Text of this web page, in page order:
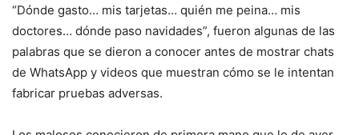
“Dónde gasto… mis tarjetas… quién me peina… mis
doctores… dónde paso navidades”, fueron algunas de las
palabras que se dieron a conocer antes de mostrar chats
de WhatsApp y videos que muestran cómo se le intentan
fabricar pruebas adversas.